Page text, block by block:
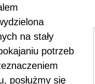
na stały
potrzeb
posłużmy się